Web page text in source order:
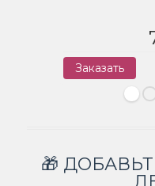
Заказать
🎁